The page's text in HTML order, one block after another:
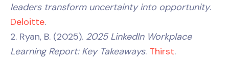
leaders transform uncertainty into opportunity.
Deloitte.
2. Ryan, B. (2025). 2025 LinkedIn Workplace
Learning Report: Key Takeaways. Thirst.